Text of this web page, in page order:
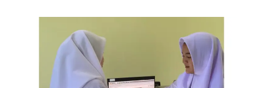
manajemen transaksi keuangan bisnis. Mesin kasir
dioperasikan oleh kasir dalam […]